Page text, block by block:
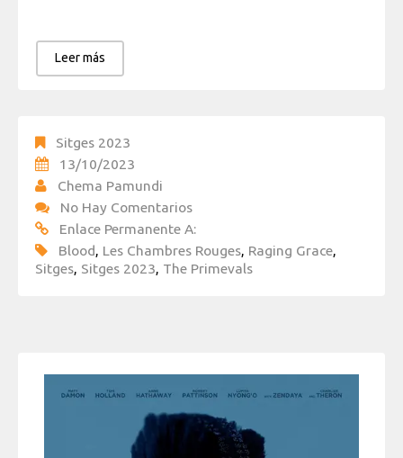
Leer más
Sitges 2023
13/10/2023
Chema Pamundi
No Hay Comentarios
Enlace Permanente A:
Blood, Les Chambres Rouges, Raging Grace,
Sitges, Sitges 2023, The Primevals